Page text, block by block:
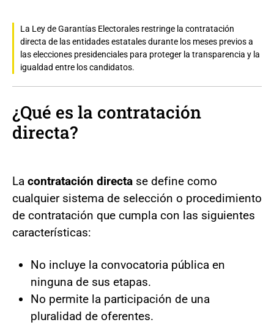
La Ley de Garantías Electorales restringe la contratación
directa de las entidades estatales durante los meses previos a
las elecciones presidenciales para proteger la transparencia y la
igualdad entre los candidatos.
¿Qué es la contratación
directa?
La contratación directa se define como
cualquier sistema de selección o procedimiento
de contratación que cumpla con las siguientes
características:
No incluye la convocatoria pública en
ninguna de sus etapas.
No permite la participación de una
pluralidad de oferentes.